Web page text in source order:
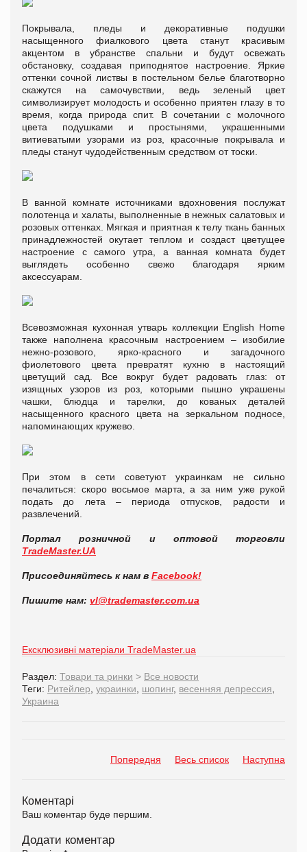
Покрывала, пледы и декоративные подушки
насыщенного фиалкового цвета станут красивым
акцентом в убранстве спальни и будут освежать
обстановку, создавая приподнятое настроение. Яркие
оттенки сочной листвы в постельном белье благотворно
скажутся на самочувствии, ведь зеленый цвет
символизирует молодость и особенно приятен глазу в то
время, когда природа спит. В сочетании с молочного
цвета подушками и простынями, украшенными
витиеватыми узорами из роз, красочные покрывала и
пледы станут чудодейственным средством от тоски.
В ванной комнате источниками вдохновения послужат
полотенца и халаты, выполненные в нежных салатовых и
розовых оттенках. Мягкая и приятная к телу ткань банных
принадлежностей окутает теплом и создаст цветущее
настроение с самого утра, а ванная комната будет
выглядеть особенно свежо благодаря ярким
аксессуарам.
Всевозможная кухонная утварь коллекции English Home
также наполнена красочным настроением – изобилие
нежно-розового, ярко-красного и загадочного
фиолетового цвета превратят кухню в настоящий
цветущий сад. Все вокруг будет радовать глаз: от
изящных узоров из роз, которыми пышно украшены
чашки, блюдца и тарелки, до кованых деталей
насыщенного красного цвета на зеркальном подносе,
напоминающих кружево.
При этом в сети советуют украинкам не сильно
печалиться: скоро восьмое марта, а за ним уже рукой
подать до лета – периода отпусков, радости и
развлечений.
Портал розничной и оптовой торговли
TradeMaster.UA
Присоединяйтесь к нам в Facebook!
Пишите нам: vl@trademaster.com.ua
Ексклюзивні матеріали TradeMaster.ua
Раздел: Товари та ринки > Все новости
Теги: Ритейлер украинки шопинг, весенняя депрессия
Украина
Попередня Весь список Наступна
Коментарі
Ваш коментар буде першим.
Додати коментар